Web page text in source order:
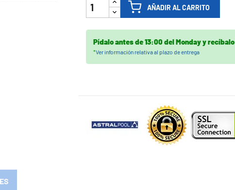
AÑADIR AL CARRITO
Pídalo antes de13:00 del Mondayy recíbalo
*Ver información relativa al plazo de entrega